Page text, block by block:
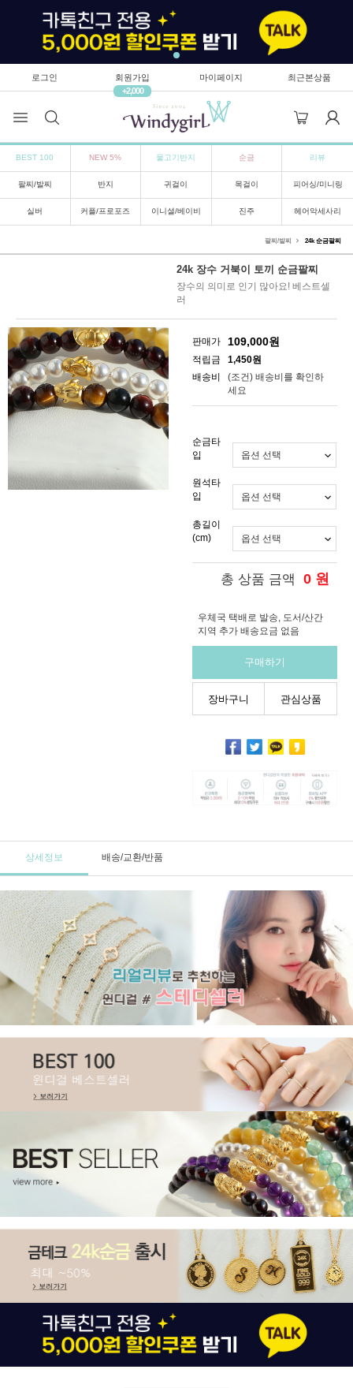
로그인
회원가입
+2,000
마이페이지 최근본상품
BEST 100 NEW 5% 물고기반지 순금 리뷰
팔찌/발찌 반지 귀걸이 목걸이 피어싱/미니링
실버 커플/프로포즈 이니셜/베이비 진주 헤어악세사리
팔찌/발찌 24k 순금팔찌
24k 장수 거북이 토끼 순금팔찌
장수의 의미로 인기 많아요! 베스트셀
러
판매가 109,000원
적립금
1,450원
배송비
(조건) 배송비를 확인하
세요
순금타
입
원석타
입
총길이
(cm)
총 상품 금액 0 원
우체국 택배로 발송, 도서/산간
지역 추가 배송요금 없음
구매하기
장바구니 관심상품
상세정보 배송/교환/반품